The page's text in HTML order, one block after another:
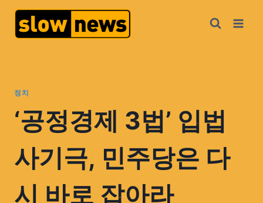
정치
‘공정경제 3법’ 입법
사기극, 민주당은 다
시 바로 잡아라